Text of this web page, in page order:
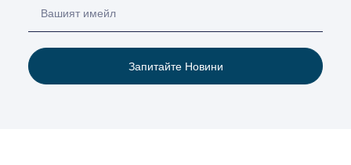
Запитайте Новини